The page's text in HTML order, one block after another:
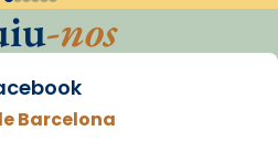
-nos
Barcelona